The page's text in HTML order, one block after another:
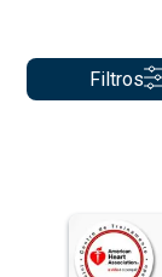
Filtros